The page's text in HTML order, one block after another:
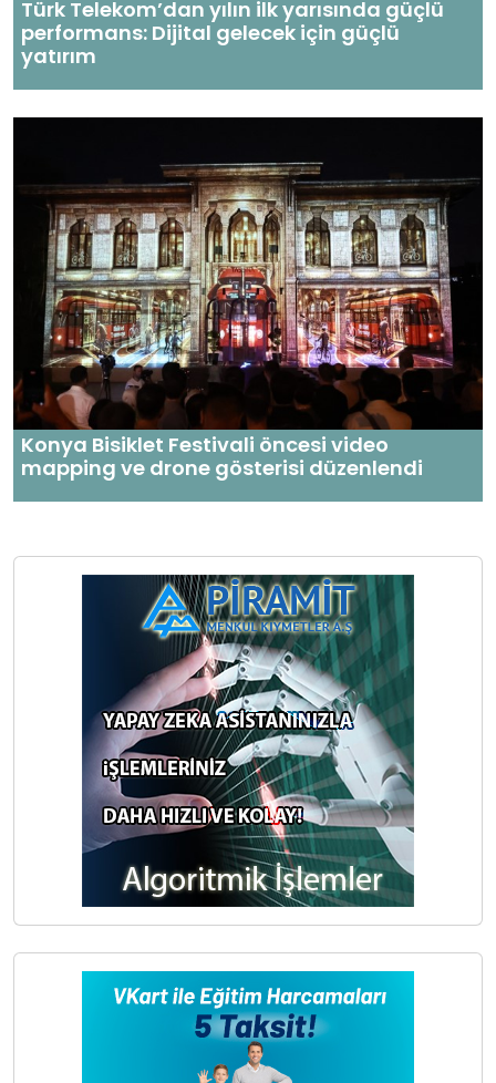
Türk Telekom’dan yılın ilk yarısında güçlü
performans: Dijital gelecek için güçlü
yatırım
Konya Bisiklet Festivali öncesi video
mapping ve drone gösterisi düzenlendi